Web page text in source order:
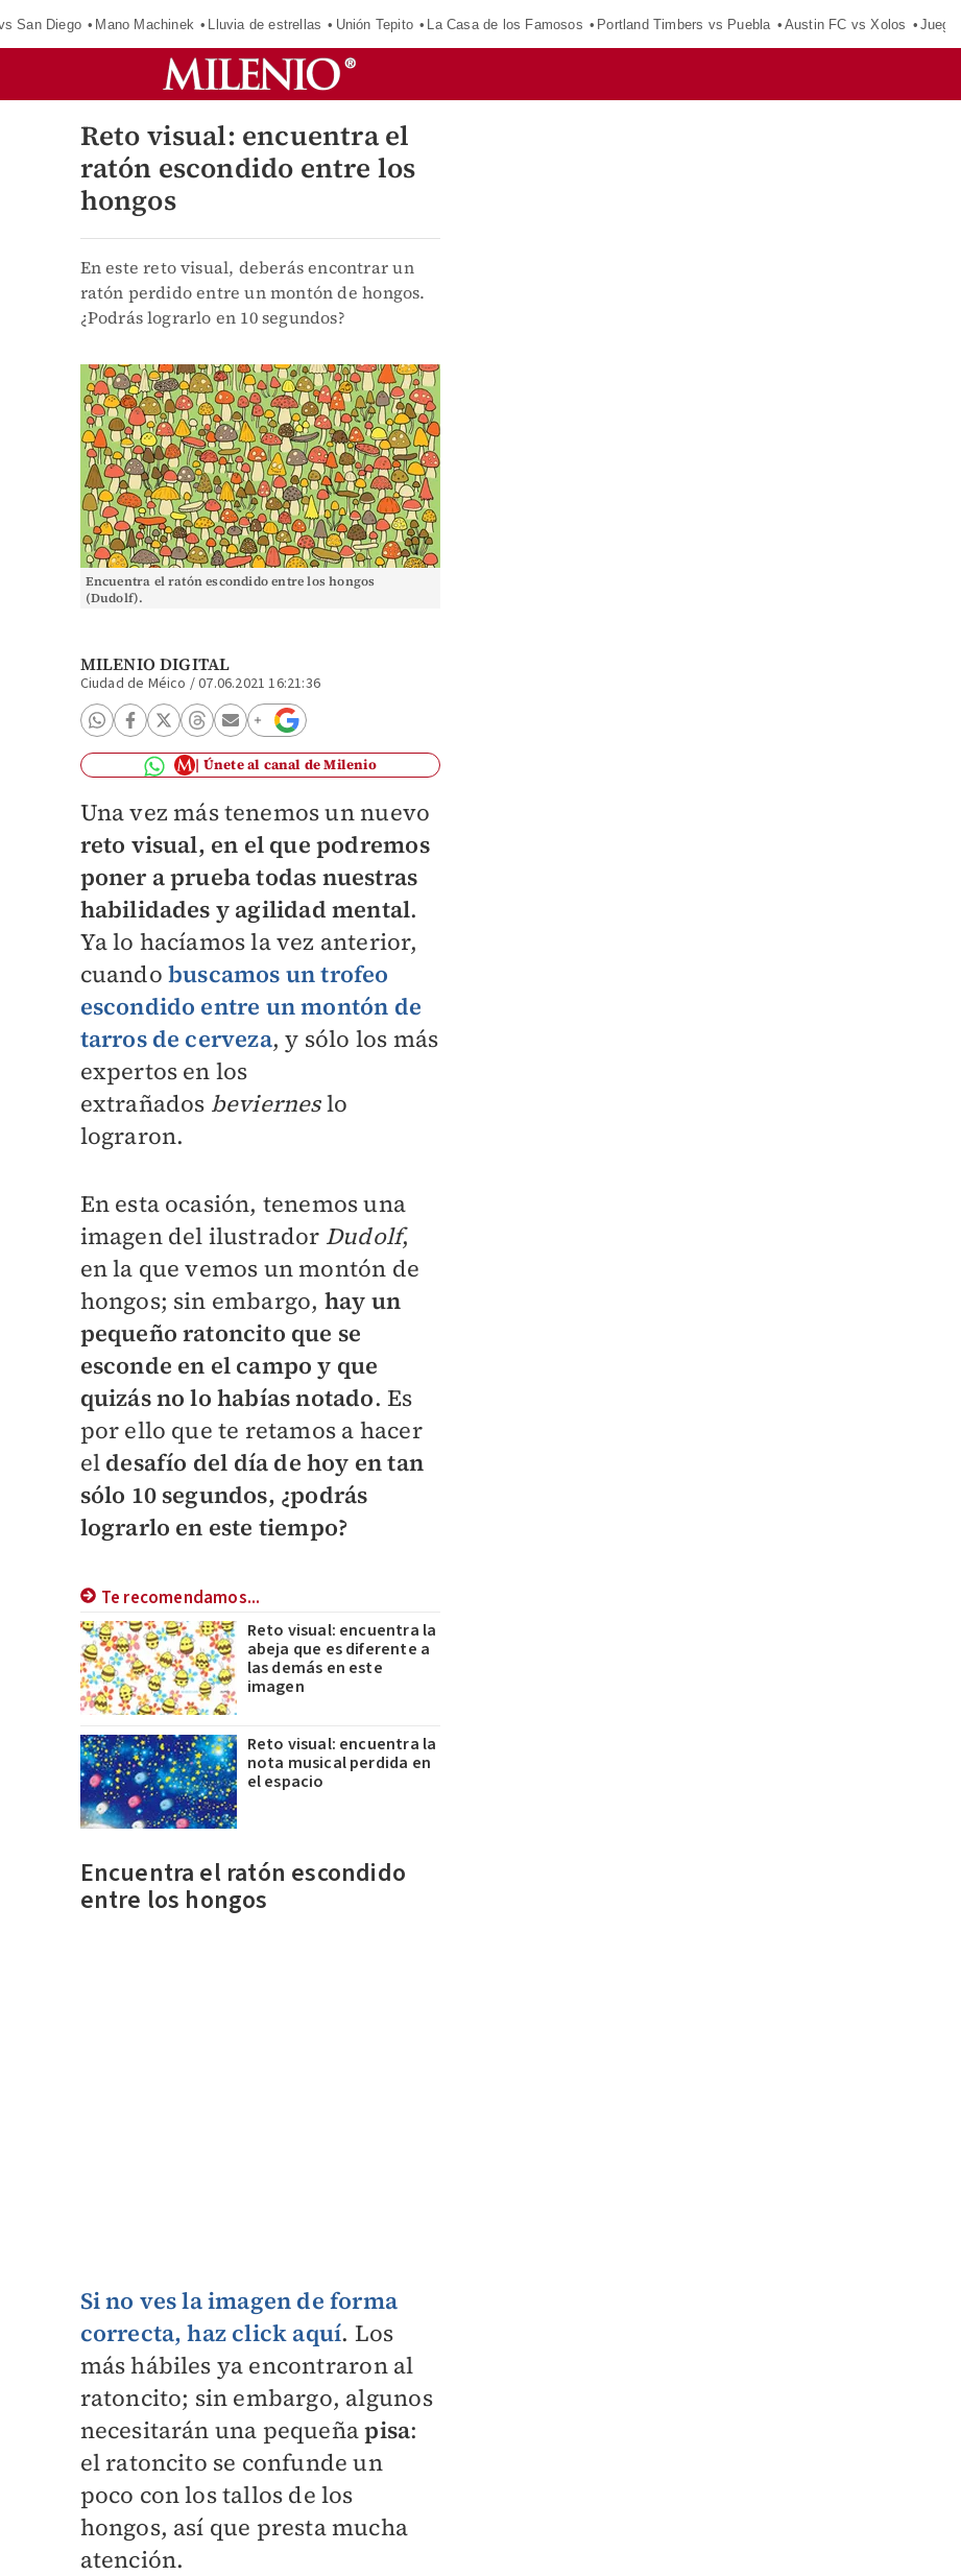
San Diego Mano Machinek Lluvia de estrellas Unión Tepito La Casa de los Famosos Portland Timbers vs Puebla Austin FC vs Xolos
Reto visual: encuentra el
ratón escondido entre los
hongos
En este reto visual, deberás encontrar un
ratón perdido entre un montón de hongos.
¿Podrás lograrlo en 10 segundos?
Encuentra el ratón escondido entre los hongos
(Dudolf).
MILENIO DIGITAL
Ciudad de Méico /07.06.2021 16:21:36
Únete al canal de Milenio
Una vez más tenemos un nuevo
reto visual, en el que podremos
poner a prueba todas nuestras
habilidades y agilidad mental.
Ya lo hacíamos la vez anterior,
cuando buscamos un trofeo
escondido entre un montón de
tarros de cerveza, y sólo los más
expertos en los
extrañados bevierneslo
lograron.
En esta ocasión, tenemos una
imagen del ilustrador Dudolf,
en la que vemos un montón de
hongos; sin embargo, hay un
pequeño ratoncito que se
esconde en el campo y que
quizás no lo habías notado. Es
por ello que te retamos a hacer
el desafío del día de hoy en tan
sólo 10 segundos, ¿podrás
lograrlo en este tiempo?
Te recomendamos...
Reto visual: encuentra la
abeja que es diferente a
las demás en este
imagen
Reto visual: encuentra la
nota musical perdida en
el espacio
Encuentra el ratón escondido
entre los hongos
Si no ves la imagen de forma
correcta, haz click aquí. Los
más hábiles ya encontraron al
ratoncito; sin embargo, algunos
necesitarán una pequeñapisa:
el ratoncito se confunde un
poco con los tallos de los
hongos, así que presta mucha
atención.